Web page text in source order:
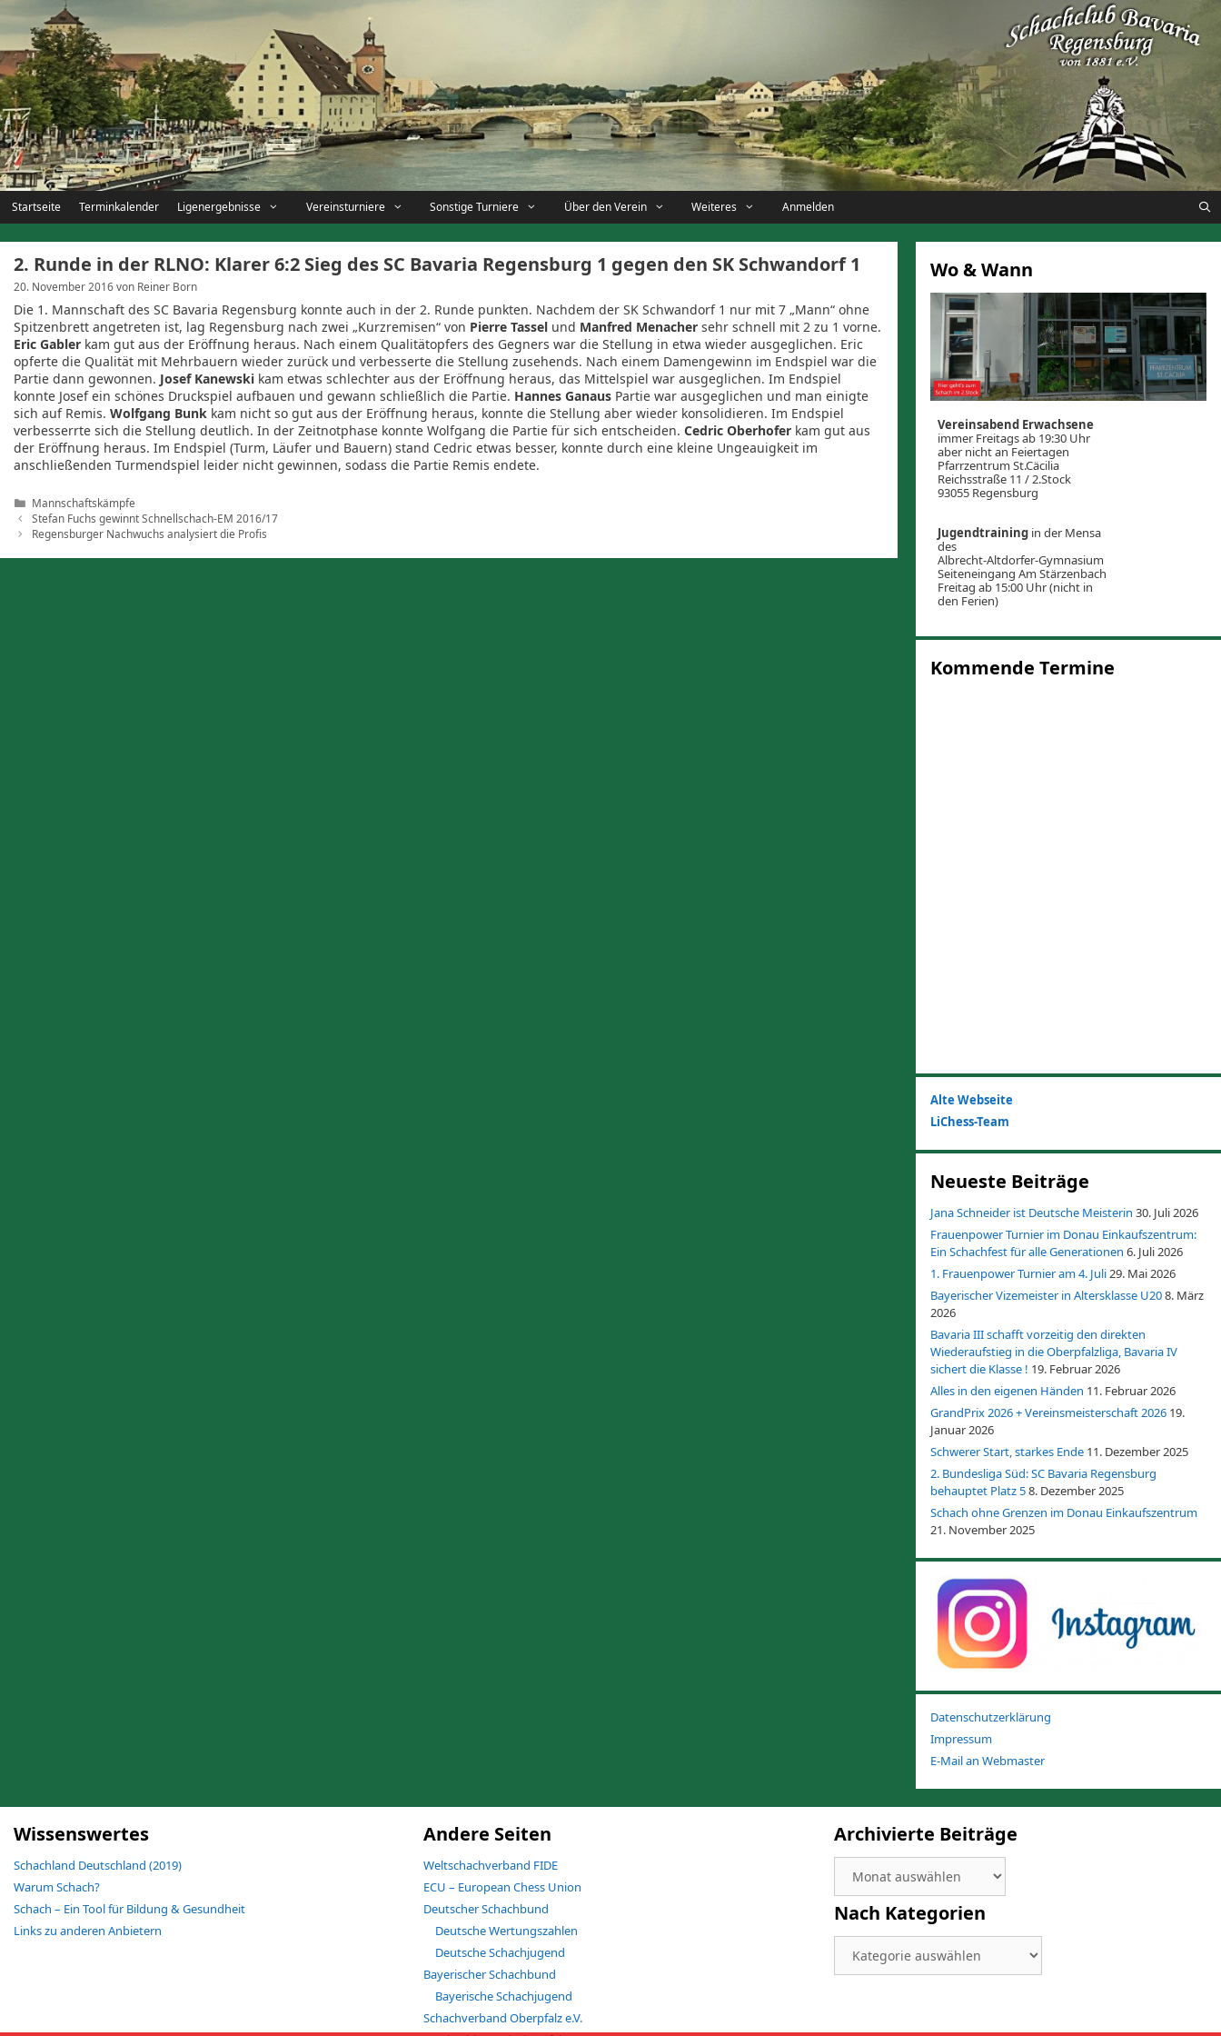
Inhalt
springen
Startseite Terminkalender Ligenergebnisse Vereinsturniere Sonstige Turniere Über den Verein Weiteres Anmelden
2. Runde in der RLNO: Klarer 6:2 Sieg des SC Bavaria Regensburg 1 gegen den SK Schwandorf 1
20. November 2016von Reiner Born
Die 1. Mannschaft des SC Bavaria Regensburg konnte auch in der 2. Runde punkten. Nachdem der SK Schwandorf 1 nur mit 7 „Mann“ ohne
Spitzenbrett angetreten ist, lag Regensburg nach zwei „Kurzremisen“ von Pierre Tassel und Manfred Menacher sehr schnell mit 2 zu 1 vorne.
Eric Gabler kam gut aus der Eröffnung heraus. Nach einem Qualitätopfers des Gegners war die Stellung in etwa wieder ausgeglichen. Eric
opferte die Qualität mit Mehrbauern wieder zurück und verbesserte die Stellung zusehends. Nach einem Damengewinn im Endspiel war die
Partie dann gewonnen. Josef Kanewski kam etwas schlechter aus der Eröffnung heraus, das Mittelspiel war ausgeglichen. Im Endspiel
konnte Josef ein schönes Druckspiel aufbauen und gewann schließlich die Partie. Hannes Ganaus Partie war ausgeglichen und man einigte
sich auf Remis. Wolfgang Bunk kam nicht so gut aus der Eröffnung heraus, konnte die Stellung aber wieder konsolidieren. Im Endspiel
verbesserrte sich die Stellung deutlich. In der Zeitnotphase konnte Wolfgang die Partie für sich entscheiden. Cedric Oberhofer kam gut aus
der Eröffnung heraus. Im Endspiel (Turm, Läufer und Bauern) stand Cedric etwas besser, konnte durch eine kleine Ungeauigkeit im
anschließenden Turmendspiel leider nicht gewinnen, sodass die Partie Remis endete.
Kategorien
Mannschaftskämpfe
Stefan Fuchs gewinnt Schnellschach-EM 2016/17
Regensburger Nachwuchs analysiert die Profis
Wo & Wann
Vereinsabend Erwachsene
immer Freitags ab 19:30 Uhr
aber nicht an Feiertagen
Pfarrzentrum St.Cäcilia
Reichsstraße 11 / 2.Stock
93055 Regensburg
Jugendtraining in der Mensa
des
Albrecht-Altdorfer-Gymnasium
Seiteneingang Am Stärzenbach
Freitag ab 15:00 Uhr (nicht in
den Ferien)
Kommende Termine
Alte Webseite
LiChess-Team
Neueste Beiträge
Jana Schneider ist Deutsche Meisterin 30. Juli 2026
Frauenpower Turnier im Donau Einkaufszentrum:
Ein Schachfest für alle Generationen 6. Juli 2026
1. Frauenpower Turnier am 4. Juli29. Mai 2026
Bayerischer Vizemeister in Altersklasse U208. März
2026
Bavaria III schafft vorzeitig den direkten
Wiederaufstieg in die Oberpfalzliga, Bavaria IV
sichert die Klasse ! 19. Februar 2026
Alles in den eigenen Händen 11. Februar 2026
GrandPrix 2026 + Vereinsmeisterschaft 2026 19.
Januar 2026
Schwerer Start, starkes Ende 11. Dezember 2025
2. Bundesliga Süd: SC Bavaria Regensburg
behauptet Platz 58. Dezember 2025
Schach ohne Grenzen im Donau Einkaufszentrum
21. November 2025
Datenschutzerklärung
Impressum
E-Mail an Webmaster
Wissenswertes
Schachland Deutschland (2019)
Warum Schach?
Schach – Ein Tool für Bildung & Gesundheit
Links zu anderen Anbietern
Andere Seiten
Weltschachverband FIDE
ECU – European Chess Union
Deutscher Schachbund
Deutsche Wertungszahlen
Deutsche Schachjugend
Bayerischer Schachbund
Bayerische Schachjugend
Schachverband Oberpfalz e.V.
Archivierte Beiträge
Beiträge
Nach Kategorien
Kategorien